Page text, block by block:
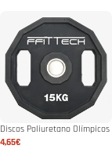
Discos Poliuretano Olímpicos
4,65€